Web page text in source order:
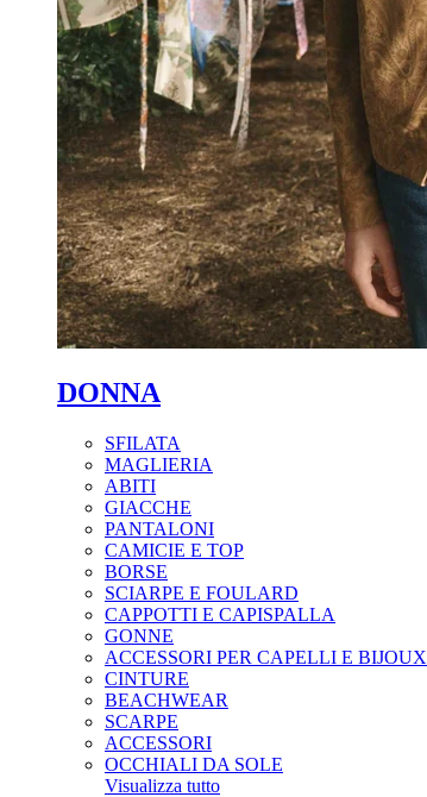
DONNA
SFILATA
MAGLIERIA
ABITI
GIACCHE
PANTALONI
CAMICIE E TOP
BORSE
SCIARPE E FOULARD
CAPPOTTI E CAPISPALLA
GONNE
ACCESSORI PER CAPELLI E BIJOUX
CINTURE
BEACHWEAR
SCARPE
ACCESSORI
OCCHIALI DA SOLE
Visualizza tutto